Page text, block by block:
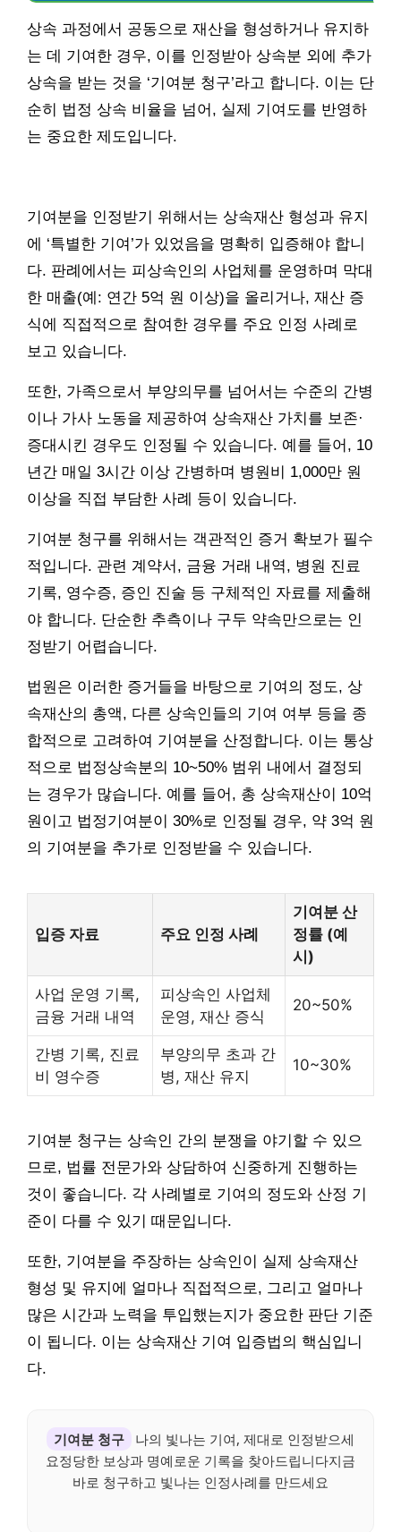
상속 과정에서 공동으로 재산을 형성하거나 유지하
는 데 기여한 경우, 이를 인정받아 상속분 외에 추가
상속을 받는 것을 ‘기여분 청구’라고 합니다. 이는 단
순히 법정 상속 비율을 넘어, 실제 기여도를 반영하
는 중요한 제도입니다.
기여분을 인정받기 위해서는 상속재산 형성과 유지
에 ‘특별한 기여’가 있었음을 명확히 입증해야 합니
다. 판례에서는 피상속인의 사업체를 운영하며 막대
한 매출(예: 연간 5억 원 이상)을 올리거나, 재산 증
식에 직접적으로 참여한 경우를 주요 인정 사례로
보고 있습니다.
또한, 가족으로서 부양의무를 넘어서는 수준의 간병
이나 가사 노동을 제공하여 상속재산 가치를 보존·
증대시킨 경우도 인정될 수 있습니다. 예를 들어, 10
년간 매일 3시간 이상 간병하며 병원비 1,000만 원
이상을 직접 부담한 사례 등이 있습니다.
기여분 청구를 위해서는 객관적인 증거 확보가 필수
적입니다. 관련 계약서, 금융 거래 내역, 병원 진료
기록, 영수증, 증인 진술 등 구체적인 자료를 제출해
야 합니다. 단순한 추측이나 구두 약속만으로는 인
정받기 어렵습니다.
법원은 이러한 증거들을 바탕으로 기여의 정도, 상
속재산의 총액, 다른 상속인들의 기여 여부 등을 종
합적으로 고려하여 기여분을 산정합니다. 이는 통상
적으로 법정상속분의 10~50% 범위 내에서 결정되
는 경우가 많습니다. 예를 들어, 총 상속재산이 10억
원이고 법정기여분이 30%로 인정될 경우, 약 3억 원
의 기여분을 추가로 인정받을 수 있습니다.
입증 자료 주요 인정 사례
기여분 산
정률 (예
시)
사업 운영 기록,
금융 거래 내역
피상속인 사업체
운영, 재산 증식
20~50%
간병 기록, 진료
비 영수증
부양의무 초과 간
병, 재산 유지
10~30%
기여분 청구는 상속인 간의 분쟁을 야기할 수 있으
므로, 법률 전문가와 상담하여 신중하게 진행하는
것이 좋습니다. 각 사례별로 기여의 정도와 산정 기
준이 다를 수 있기 때문입니다.
또한, 기여분을 주장하는 상속인이 실제 상속재산
형성 및 유지에 얼마나 직접적으로, 그리고 얼마나
많은 시간과 노력을 투입했는지가 중요한 판단 기준
이 됩니다. 이는 상속재산 기여 입증법의 핵심입니
다.
기여분 청구
나의 빛나는 기여, 제대로 인정받으세
요정당한 보상과 명예로운 기록을 찾아드립니다지금
바로 청구하고 빛나는 인정사례를 만드세요